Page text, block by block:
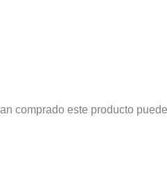
comprado este producto